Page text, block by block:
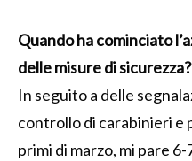
Quando ha cominciato
delle misure di sicurezza?
In seguito a delle
controllo di carabinieri e
primi di marzo, mi pare